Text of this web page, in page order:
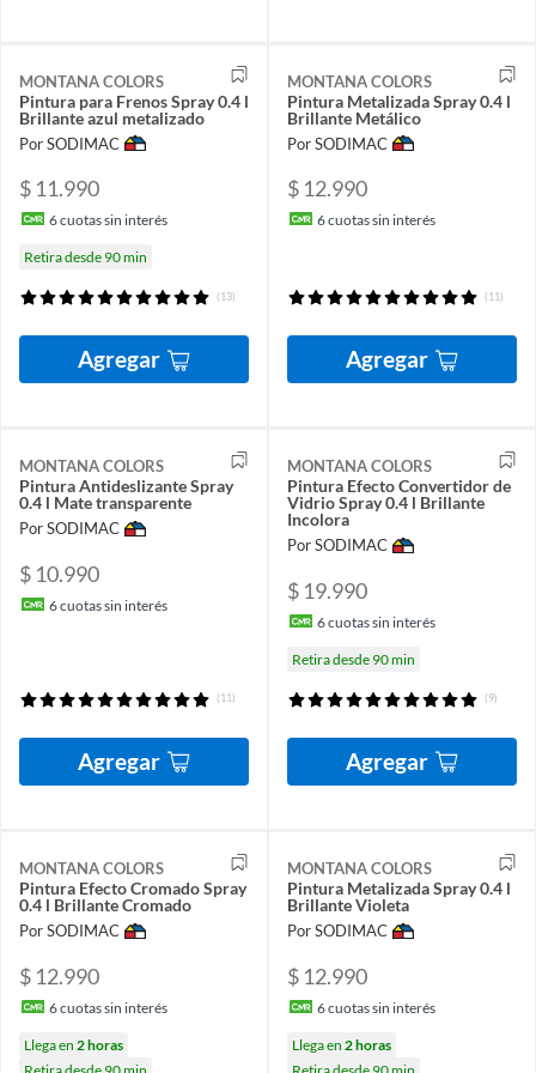
MONTANA COLORS
Pintura para Frenos Spray 0.4 l
Brillante azul metalizado
Por SODIMAC
$ 11.990
6cuotas sin interés
Retira desde 90 min
(13)
Agregar
MONTANA COLORS
Pintura Metalizada Spray 0.4 l
Brillante Metálico
Por SODIMAC
$ 12.990
6cuotas sin interés
(11)
Agregar
MONTANA COLORS
Pintura Antideslizante Spray
0.4 l Mate transparente
Por SODIMAC
$ 10.990
6cuotas sin interés
(11)
Agregar
MONTANA COLORS
Pintura Efecto Convertidor de
Vidrio Spray 0.4 l Brillante
Incolora
Por SODIMAC
$ 19.990
6cuotas sin interés
Retira desde 90 min
(9)
Agregar
MONTANA COLORS
Pintura Efecto Cromado Spray
0.4 l Brillante Cromado
Por SODIMAC
$ 12.990
6cuotas sin interés
Llega en 2 horas
MONTANA COLORS
Pintura Metalizada Spray 0.4 l
Brillante Violeta
Por SODIMAC
$ 12.990
6cuotas sin interés
Llega en 2 horas